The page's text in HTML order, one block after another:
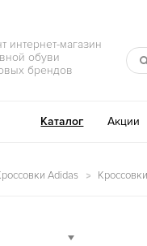
интернет-магазин
обуви
брендов
Каталог Акции
Adidas